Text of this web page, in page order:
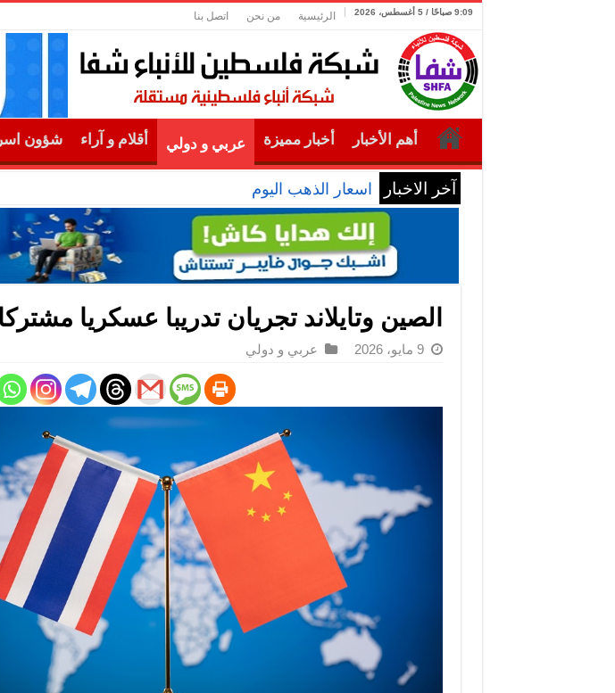
9:09 صباحًا / 5 أغسطس، 2026 الرئيسية من نحن اتصل بنا
أهم الأخبار أخبار مميزة عربي و دولي أقلام و آراء شؤون
آخر الاخبار اسعار الذهب اليوم
الصين وتايلاند تجريان تدريبا عسكريا مشتركا
9 مايو، 2026 عربي و دولي